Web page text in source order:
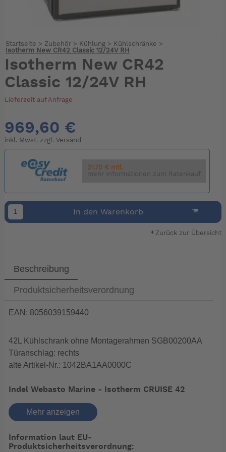
Startseite > Zubehör> Kühlung> Kühlschränke >
Isotherm New CR42 Classic 12/24V RH
Isotherm New CR42
Classic 12/24V RH
Lieferzeit auf Anfrage
969,60 €
inkl. Mwst. zzgl. Versand
21.70 € mtl.
mehr Informationen zum Ratenkauf
In den Warenkorb
Zurück zur Übersicht
Beschreibung
Produktsicherheitsverordnung
EAN: 8056039159440
42L Kühlschrank ohne Montagerahmen SGB00200AA
Türanschlag: rechts
alte Artikel-Nr.: 1042BA1AA0000C
Indel Webasto Marine - Isotherm CRUISE 42
Classic Marine Kühlschrank
auf tausenden von Booten verwendet wird.
Die Kompressoreinheit an der Rückseite kann auch bis
Mehr anzeigen
Information laut EU-
Produktsicherheitsverordnung: